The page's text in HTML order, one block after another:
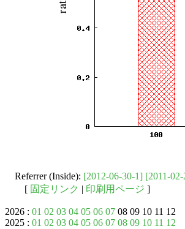
Referrer (Inside): [2012-06-30-1] [2011-
[ 固定リンク | 印刷用ページ ]
2026 : 01 02 03 04 05 06 07 08 09 10 11 12
2025 : 01 02 03 04 05 06 07 08 09 10 11 12